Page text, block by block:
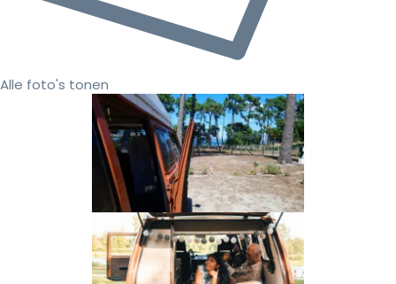
Alle foto's tonen